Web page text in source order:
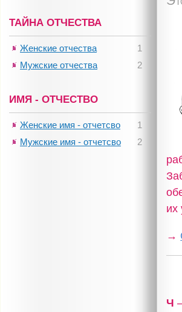
их
→
Ч
ТАЙНА ОТЧЕСТВА
1
Женские отчества
2
Мужские отчества
ИМЯ - ОТЧЕСТВО
1
Женские имя - отчетсво
2
Мужские имя - отчетсво